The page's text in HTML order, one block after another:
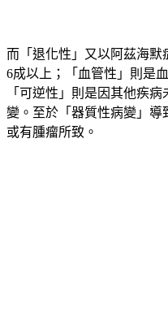
而「退化性」又以阿茲海
6成以上；「血管性」則是
「可逆性」則是因其他疾
變。至於「器質性病變」
或有腫瘤所致。